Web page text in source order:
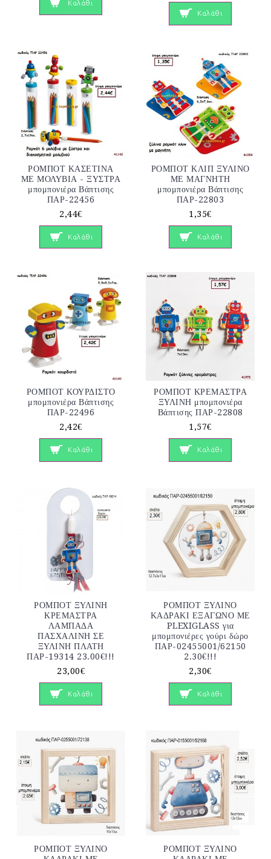
Καλάθι
Καλάθι
ΡΟΜΠΟΤ ΚΑΣΕΤΙΝΑ
ΜΕ ΜΟΛΥΒΙΑ - ΞΥΣΤΡΑ
μπομπονιέρα Βάπτισης
ΠΑΡ-22456
2,44€
Καλάθι
ΡΟΜΠΟΤ ΚΛΙΠ ΞΥΛΙΝΟ
ΜΕ ΜΑΓΝΗΤΗ
μπομπονιέρα Βάπτισης
ΠΑΡ-22803
1,35€
Καλάθι
ΡΟΜΠΟΤ ΚΟΥΡΔΙΣΤΟ
μπομπονιέρα Βάπτισης
ΠΑΡ-22496
2,42€
Καλάθι
ΡΟΜΠΟΤ ΚΡΕΜΑΣΤΡΑ
ΞΥΛΙΝΗ μπομπονιέρα
Βάπτισης ΠΑΡ-22808
1,57€
Καλάθι
ΡΟΜΠΟΤ ΞΥΛΙΝΗ
ΚΡΕΜΑΣΤΡΑ
ΛΑΜΠΑΔΑ
ΠΑΣΧΑΛΙΝΗ ΣΕ
ΞΥΛΙΝΗ ΠΛΑΤΗ
ΠΑΡ-19314 23.00€!!!
23,00€
Καλάθι
ΡΟΜΠΟΤ ΞΥΛΙΝΟ
ΚΑΔΡΑΚΙ ΕΞΑΓΩΝΟ ΜΕ
PLEXIGLASS για
μπομπονιέρες γούρι δώρο
ΠΑΡ-02455001/62150
2.30€!!!
2,30€
Καλάθι
ΡΟΜΠΟΤ ΞΥΛΙΝΟ
ΡΟΜΠΟΤ ΞΥΛΙΝΟ